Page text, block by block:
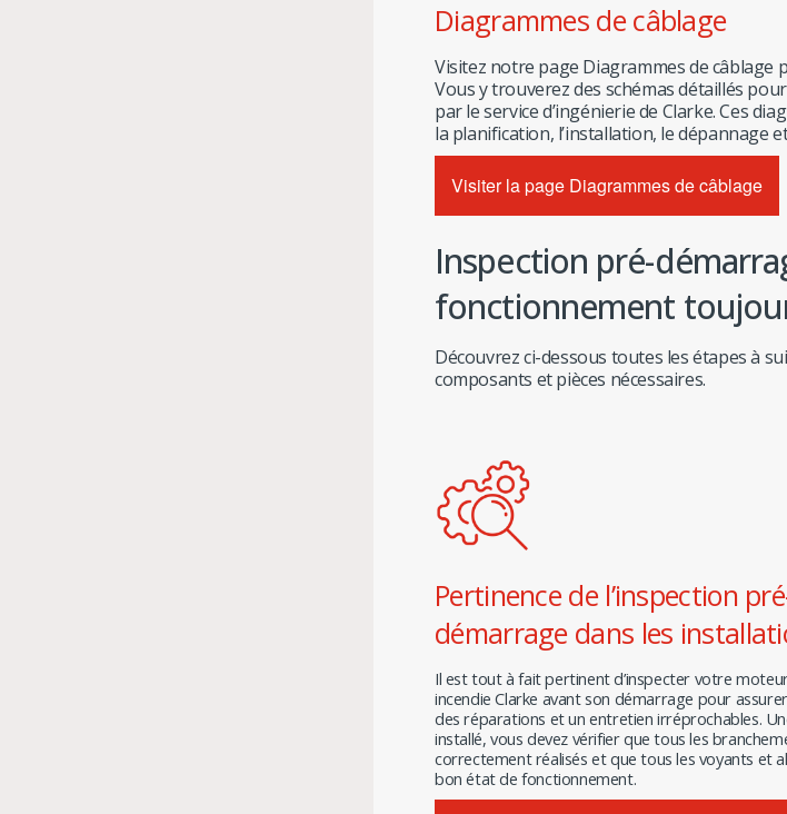
Diagrammes de câblage
Visitez notre page Diagrammes de câblage
Vous y trouverez des schémas détaillés
par le service d’ingénierie de Clarke. Ces
la planification, l’installation, le dépannage
Visiter la page Diagrammes de câblage
Inspection pré-
fonctionnement
Découvrez ci-dessous toutes les étapes à
composants et pièces nécessaires.
Pertinence de l’inspection
démarrage dans les
Il est tout à fait pertinent d’inspecter votre
incendie Clarke avant son démarrage pour
des réparations et un entretien irréprochables.
installé, vous devez vérifier que tous les
correctement réalisés et que tous les voyants et
bon état de fonctionnement.